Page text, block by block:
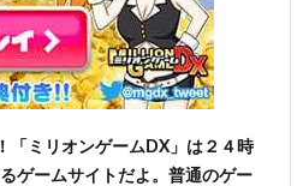
「ミリオンゲームDX」は２４時
ゲームサイトだよ。普通のゲー